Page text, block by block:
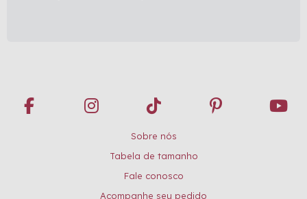
Sobre nós
Tabela de tamanho
Fale conosco
Acompanhe seu pedido